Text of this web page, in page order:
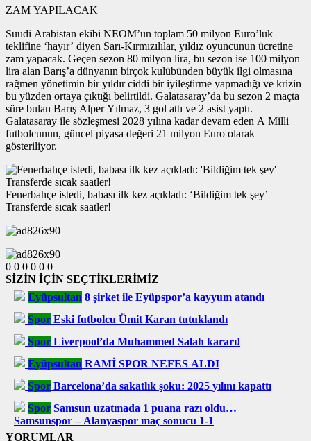
ZAM YAPILACAK
Suudi Arabistan ekibi NEOM’un toplam 50 milyon Euro’luk
teklifine ‘hayır’ diyen Sarı-Kırmızılılar, yıldız oyuncunun ücretine
zam yapacak. Geçen sezon 80 milyon lira, bu sezon ise 100 milyon
lira alan Barış’a dünyanın birçok kulübünden büyük ilgi olmasına
rağmen yönetimin bir yıldır ciddi bir iyileştirme yapmadığı ve krizin
bu yüzden ortaya çıktığı belirtildi. Galatasaray’da bu sezon 2 maçta
süre bulan Barış Alper Yılmaz, 3 gol attı ve 2 asist yaptı.
Galatasaray ile sözleşmesi 2028 yılına kadar devam eden A Milli
futbolcunun, güncel piyasa değeri 21 milyon Euro olarak
gösteriliyor.
Fenerbahçe istedi, babası ilk kez açıkladı: ‘Bildiğim tek şey’
Transferde sıcak saatler!
0 0 0 0 0 0
SİZİN İÇİN SEÇTİKLERİMİZ
Eyüpsultan 8 şirket ile Eyüpspor’a kayyum atandı
Spor Eski futbolcu Ümit Karan tutuklandı
Spor Liverpool’da Muhammed Salah kararı!
Eyüpsultan RAMİ SPOR NEFES ALDI
Spor Barcelona’da sakatlık şoku: 2025 yılını kapattı
Spor Samsun uzatmada 1 puana razı oldu…
Samsunspor – Alanyaspor maç sonucu 1-1
YORUMLAR